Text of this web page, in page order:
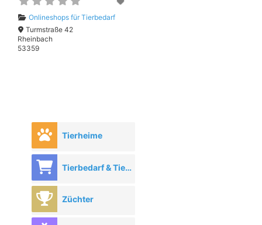
Onlineshops für Tierbedarf
Turmstraße 42
Rheinbach
53359
Tierheime
Tierbedarf & Tierhandel
Züchter